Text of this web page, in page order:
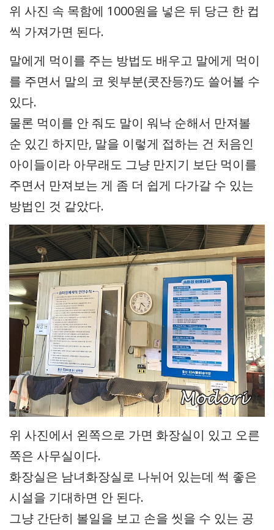
위 사진 속 목함에 1000원을 넣은 뒤 당근 한 컵
씩 가져가면 된다.
말에게 먹이를 주는 방법도 배우고 말에게 먹이
를 주면서 말의 코 윗부분(콧잔등?)도 쓸어볼 수
있다.
물론 먹이를 안 줘도 말이 워낙 순해서 만져볼
순 있긴 하지만, 말을 이렇게 접하는 건 처음인
아이들이라 아무래도 그냥 만지기 보단 먹이를
주면서 만져보는 게 좀 더 쉽게 다가갈 수 있는
방법인 것 같았다.
위 사진에서 왼쪽으로 가면 화장실이 있고 오른
쪽은 사무실이다.
화장실은 남녀화장실로 나뉘어 있는데 썩 좋은
시설을 기대하면 안 된다.
그냥 간단히 볼일을 보고 손을 씻을 수 있는 공